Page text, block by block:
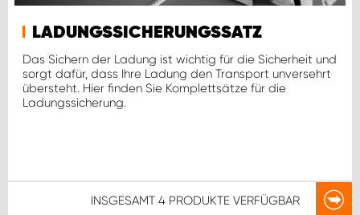
LADUNGSSICHERUNGSSATZ
Das Sichern der Ladung ist wichtig für die Sicherheit und
sorgt dafür, dass Ihre Ladung den Transport unversehrt
übersteht. Hier finden Sie Komplettsätze für die
Ladungssicherung.
INSGESAMT 4 PRODUKTE VERFÜGBAR